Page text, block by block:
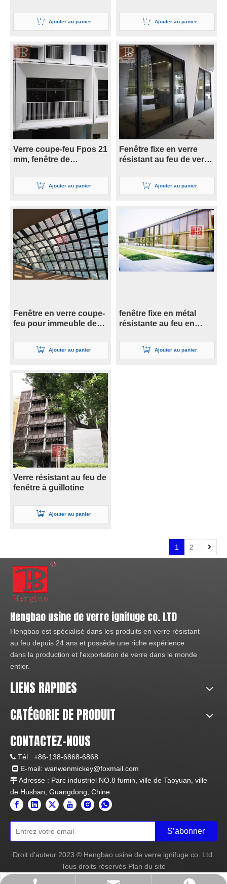
de preuve de feu
Ajouter au panier
mm 1,0 h
Ajouter au panier
Verre coupe-feu Fpos 21
mm, fenêtre de
thermique de 30 minutes
Ajouter au panier
Fenêtre fixe en verre
résistant au feu de verre
Fpos de 120
Ajouter au panier
Fenêtre en verre coupe-
feu pour immeuble de
Ajouter au panier
fenêtre fixe en métal
résistante au feu en
19mm
Ajouter au panier
Verre résistant au feu de
fenêtre à guillotine
Ajouter au panier
1 2
Hengbao usine de verre ignifuge co. LTD
Hengbao est spécialisé dans les produits en verre résistant
au feu depuis 24 ans et possède une riche expérience
dans la production et l'exportation de verre dans le monde
entier.
LIENS RAPIDES
CATÉGORIE DE PRODUIT
CONTACTEZ-NOUS
 Tél : +86-138-6868-6868
 E-mail: wanwenmickey@foxmail.com
 Adresse : Parc industriel NO.8 fumin, ville de Taoyuan, ville
de Hushan, Guangdong, Chine
S’abonner
Droit d'auteur 2023 © Hengbao usine de verre ignifuge co. Ltd.
Tous droits réservés Plan du site